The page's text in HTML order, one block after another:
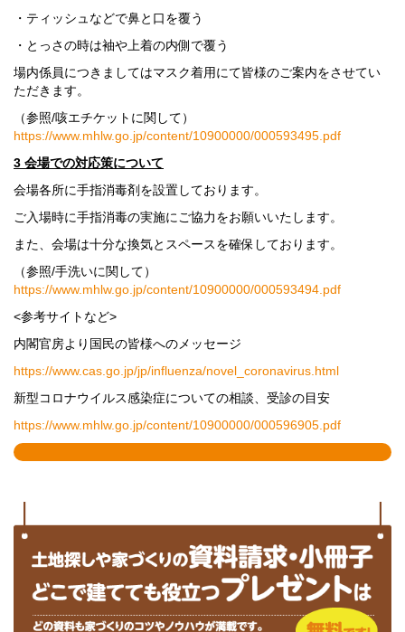
・ティッシュなどで鼻と口を覆う
・とっさの時は袖や上着の内側で覆う
場内係員につきましてはマスク着用にて皆様のご案内をさせてい
ただきます。
（参照/咳エチケットに関して）
https://www.mhlw.go.jp/content/10900000/000593495.pdf
3 会場での対応策について
会場各所に手指消毒剤を設置しております。
ご入場時に手指消毒の実施にご協力をお願いいたします。
また、会場は十分な換気とスペースを確保しております。
（参照/手洗いに関して）
https://www.mhlw.go.jp/content/10900000/000593494.pdf
<参考サイトなど>
内閣官房より国民の皆様へのメッセージ
https://www.cas.go.jp/jp/influenza/novel_coronavirus.html
新型コロナウイルス感染症についての相談、受診の目安
https://www.mhlw.go.jp/content/10900000/000596905.pdf